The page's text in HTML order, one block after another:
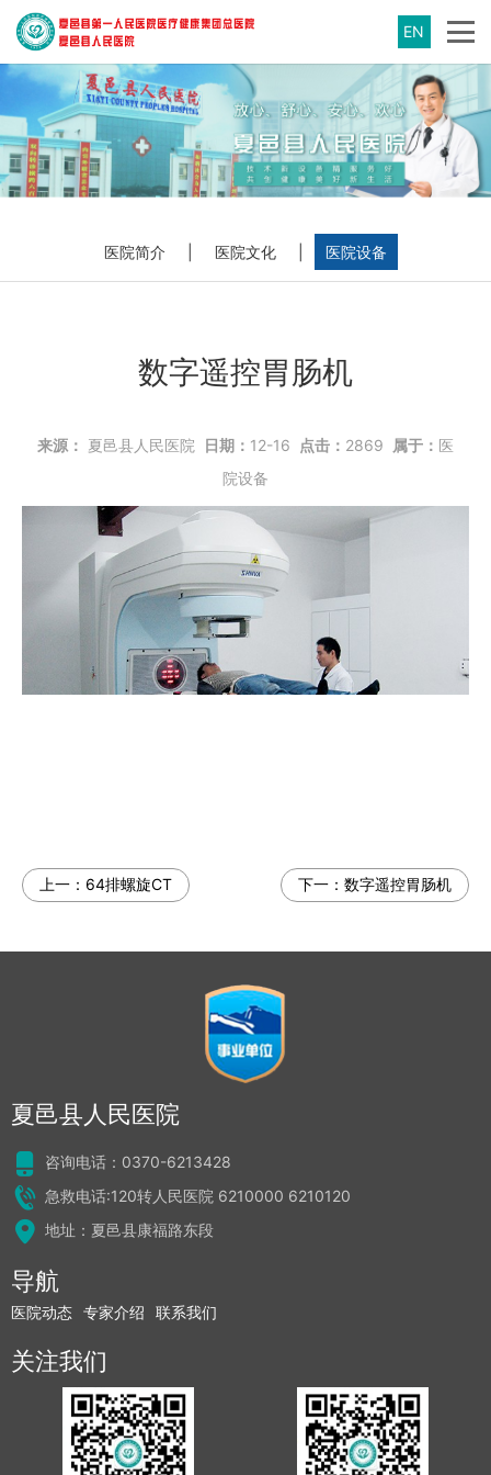
EN
医院简介 医院文化 医院设备
数字遥控胃肠机
来源： 夏邑县人民医院 日期： 12-16 点击： 2869 属于： 医
院设备
上一： 64排螺旋CT 下一： 数字遥控胃肠机
夏邑县人民医院
咨询电话：0370-6213428
急救电话:120转人民医院 6210000 6210120
地址：夏邑县康福路东段
导航
医院动态 专家介绍 联系我们
关注我们